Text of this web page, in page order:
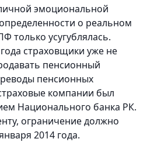
эмоциональной
о реальном
только усугублялась.
страховщики уже не
пенсионный
пенсионных
компании был
Национального банка РК.
ограничение должно
2014 года.